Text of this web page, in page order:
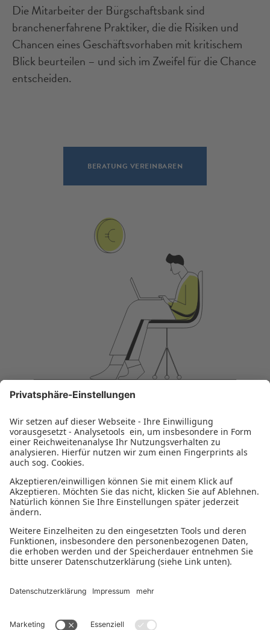
Die Mitarbeiter der Bürgschaftsbank sind
branchenerfahrene Praktiker, die die Risiken und
Chancen eines Geschäftsvorhaben mit kritischem
Blick beurteilen – und sich im Zweifel für die Chance
entscheiden.
BERATUNG VEREINBAREN
Bleiben Sie auf dem Laufenden
NEWSLETTER ABONNIEREN